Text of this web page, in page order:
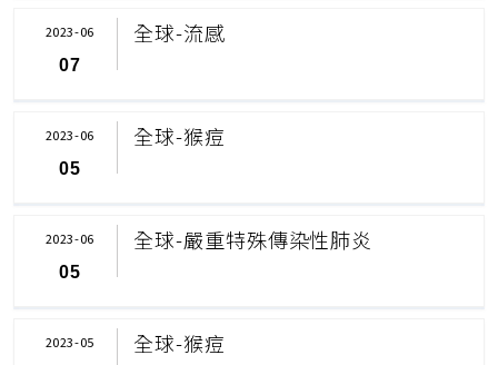
全球-流感
2023-06
07
全球-猴痘
2023-06
05
全球-嚴重特殊傳染性肺炎
2023-06
05
全球-猴痘
2023-05